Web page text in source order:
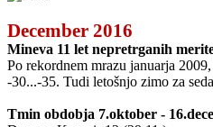
December 2016
Mineva 11 let nepretrganih
Po rekordnem mrazu januarja
-30...-35. Tudi letošnjo zimo za
Tmin obdobja 7.oktober -